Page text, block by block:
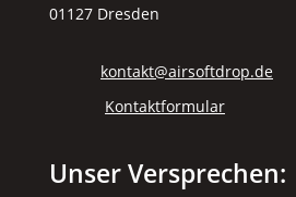
01127 Dresden
kontakt@airsoftdrop.de
Kontaktformular
Unser Versprechen: